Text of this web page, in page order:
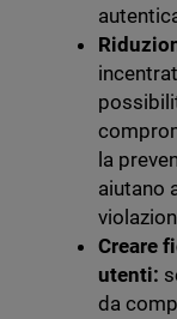
la
aiutano
Creare
utenti:
da